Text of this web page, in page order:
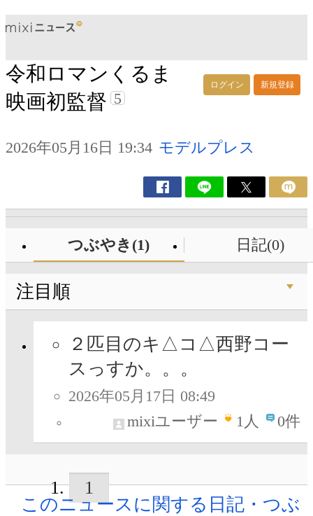
ログイン 新規登録
令和ロマンくるま
映画初監督 5
2026年05月16日 19:34 モデルプレス
つぶやき(1) 日記(0)
注目順
２匹目のキ△コ△西野コー
スっすか。。。
2026年05月17日 08:49
mixiユーザー
1人 0件
1
このニュースに関する日記・つぶ